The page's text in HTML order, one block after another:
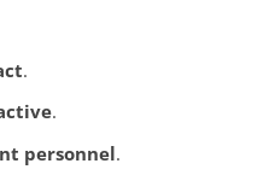
.
.
personnel.